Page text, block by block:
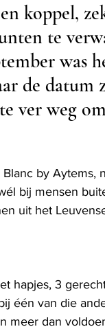
koppel,
te
was
de datum
ver weg
by Aytems,
bij mensen
uit het
hapjes, 3
één van die
meer dan